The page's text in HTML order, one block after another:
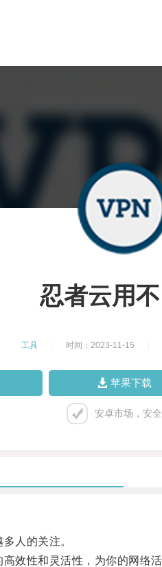
忍者云用
工具 时间：2023-11-15
苹果下载
安卓市场，安
人的关注。
性和灵活性，为你的网络